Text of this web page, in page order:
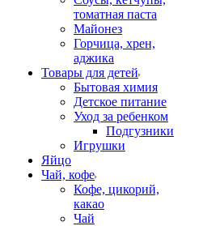
томатная паста
Майонез
Горчица, хрен,
аджика
Товары для детей
Бытовая химия
Детское питание
Уход за ребенком
Подгузники
Игрушки
Яйцо
Чай, кофе
Кофе, цикорий,
какао
Чай